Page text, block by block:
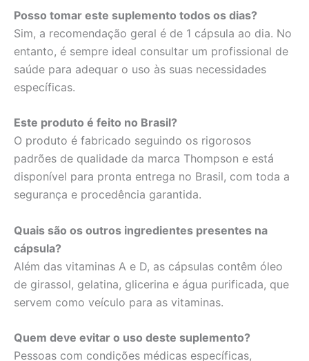
Posso tomar este suplemento todos os dias?
Sim, a recomendação geral é de 1 cápsula ao dia. No
entanto, é sempre ideal consultar um profissional de
saúde para adequar o uso às suas necessidades
específicas.
Este produto é feito no Brasil?
O produto é fabricado seguindo os rigorosos
padrões de qualidade da marca Thompson e está
disponível para pronta entrega no Brasil, com toda a
segurança e procedência garantida.
Quais são os outros ingredientes presentes na
cápsula?
Além das vitaminas A e D, as cápsulas contêm óleo
de girassol, gelatina, glicerina e água purificada, que
servem como veículo para as vitaminas.
Quem deve evitar o uso deste suplemento?
Pessoas com condições médicas específicas,